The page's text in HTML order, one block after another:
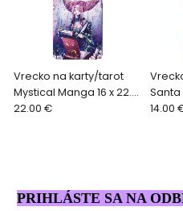
Vrecko na karty/tarot
Mystical Manga 16 x 22.5
cm
22.00 €
Santa
22,5
14.00
PRIHLÁSTE SA NA